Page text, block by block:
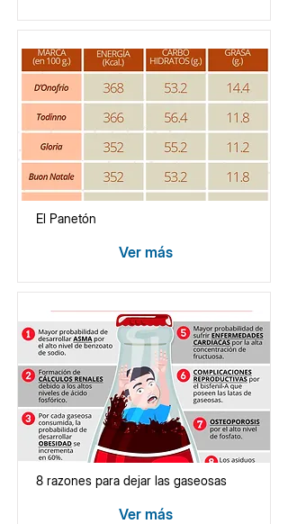
El Panetón
Ver más
8 razones para dejar las gaseosas
Ver más